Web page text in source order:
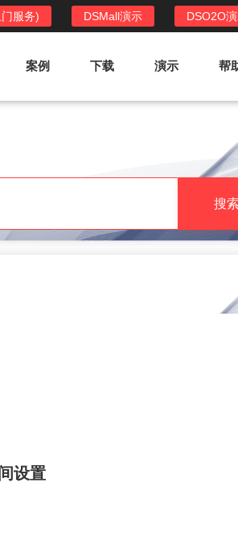
DSO2O
DSMall演示
服务)
DSO2O功能列表
提供新零售线上化经营管理工具，基于
LBS定位，只为让更多客户、多次到店
消费
案例 下载 演示 帮
搜索
设置